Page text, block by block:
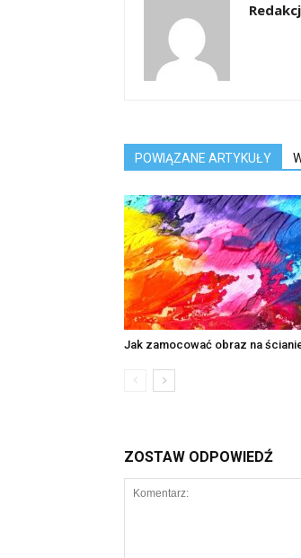
POWIĄZANE ARTYKUŁY
Jak zamocować obraz na
ZOSTAW ODPOWIEDŹ